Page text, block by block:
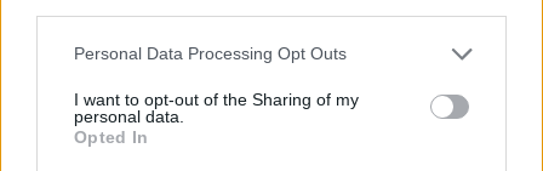
Personal Data Processing Opt Outs
I want to opt-out of the Sharing of my
personal data.
Opted In
kainų šuolis jau juntamas Europoje
Žinios | Pasaulis